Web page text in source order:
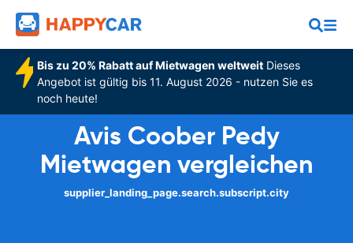
Bis zu 20% Rabatt auf Mietwagen weltweitDieses
Angebot ist gültig bis 11. August 2026 - nutzen Sie es
noch heute!
Avis Coober Pedy
Mietwagen vergleichen
supplier_landing_page.search.subscript.city